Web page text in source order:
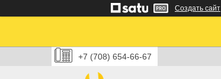
Создать сайт
+7 (708) 654-66-67